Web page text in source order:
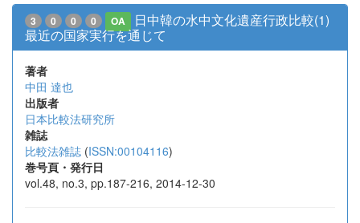
3 0 0 0 OA
日中韓の水中文化遺産行政比較(1)
最近の国家実行を通じて
著者
中田 達也
出版者
日本比較法研究所
雑誌
比較法雑誌 (ISSN:00104116)
巻号頁・発行日
vol.48, no.3, pp.187-216, 2014-12-30